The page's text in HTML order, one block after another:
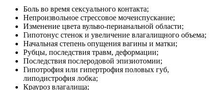
Боль во время сексуального контакта;
Непроизвольное стрессовое мочеиспускание;
Изменение цвета вульво-перианальной области;
Гипотонус стенок и увеличение влагалищного объема;
Начальная степень опущения вагины и матки;
Рубцы, последствия травм, деформации;
Последствия послеродовой эпизиотомии;
Гипотрофия или гипертрофия половых губ,
липодистрофия лобка;
Крауроз влагалища;